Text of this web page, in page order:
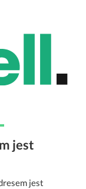
jest
jest